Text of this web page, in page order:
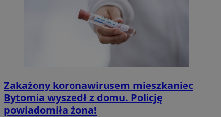
Zakażony koronawirusem mieszkaniec
Bytomia wyszedł z domu. Policję
powiadomiła żona!